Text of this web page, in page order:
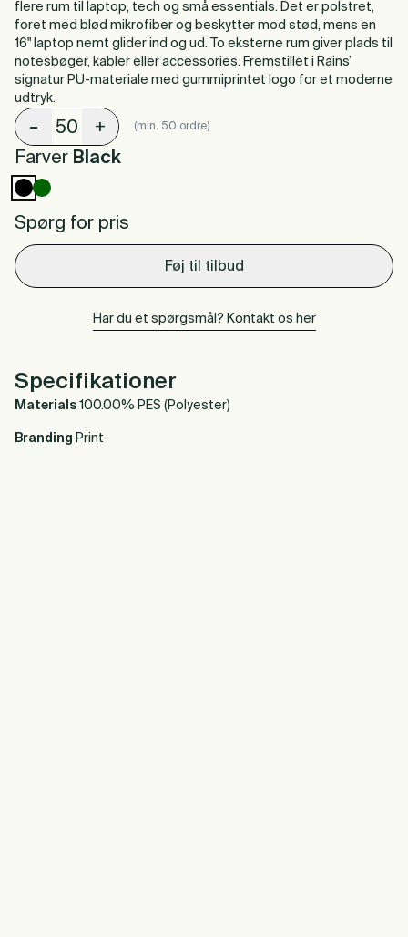
flere rum til laptop, tech og små essentials. Det er polstret,
foret med blød mikrofiber og beskytter mod stød, mens en
16" laptop nemt glider ind og ud. To eksterne rum giver plads til
notesbøger, kabler eller accessories. Fremstillet i Rains’
signatur PU-materiale med gummiprintet logo for et moderne
udtryk.
- + (min. 50 ordre)
Farver Black
Spørg for pris
Føj til tilbud
Har du et spørgsmål? Kontakt os her
Specifikationer
Materials 100.00% PES (Polyester)
Branding Print